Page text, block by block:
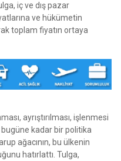
iç ve dış pazar
ve hükümetin
toplam fiyatın ortaya
ayrıştırılması, işlenmesi
kadar bir politika
ağacının, bu ülkenin
hatırlattı. Tulga,